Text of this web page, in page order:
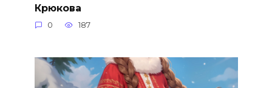
Крюкова
0 187